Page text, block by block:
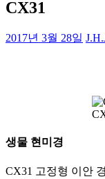
CX31
2017년 3월 28일
생물 현미경
CX31 고정형 이안